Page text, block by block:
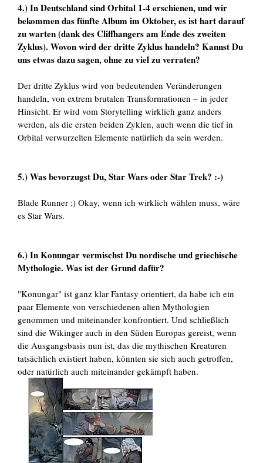
4.) In Deutschland sind Orbital 1-4 erschienen, und wir
bekommen das fünfte Album im Oktober, es ist hart darauf
zu warten (dank des Cliffhangers am Ende des zweiten
Zyklus). Wovon wird der dritte Zyklus handeln? Kannst Du
uns etwas dazu sagen, ohne zu viel zu verraten?
Der dritte Zyklus wird von bedeutenden Veränderungen
handeln, von extrem brutalen Transformationen – in jeder
Hinsicht. Er wird vom Storytelling wirklich ganz anders
werden, als die ersten beiden Zyklen, auch wenn die tief in
Orbital verwurzelten Elemente natürlich da sein werden.
5.) Was bevorzugst Du, Star Wars oder Star Trek? :-)
Blade Runner ;) Okay, wenn ich wirklich wählen muss, wäre
es Star Wars.
6.) In Konungar vermischst Du nordische und griechische
Mythologie. Was ist der Grund dafür?
"Konungar" ist ganz klar Fantasy orientiert, da habe ich ein
paar Elemente von verschiedenen alten Mythologien
genommen und miteinander konfrontiert. Und schließlich
sind die Wikinger auch in den Süden Europas gereist, wenn
die Ausgangsbasis nun ist, das die mythischen Kreaturen
tatsächlich existiert haben, könnten sie sich auch getroffen,
oder natürlich auch miteinander gekämpft haben.